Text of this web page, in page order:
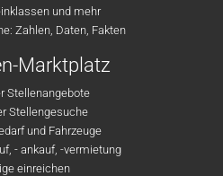
und mehr
Zahlen, Daten, Fakten
Marktplatz
Stellenangebote
Stellengesuche
und Fahrzeuge
- ankauf, -vermietung
einreichen